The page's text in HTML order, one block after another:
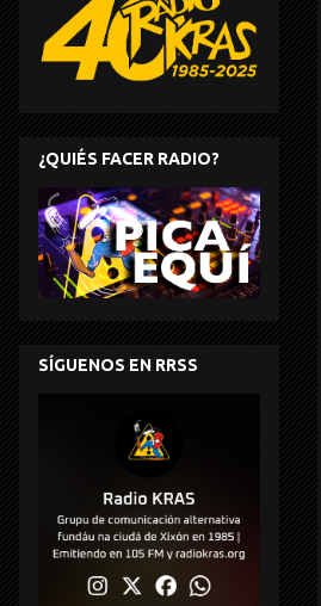
¿QUIÉS FACER RADIO?
SÍGUENOS EN RRSS